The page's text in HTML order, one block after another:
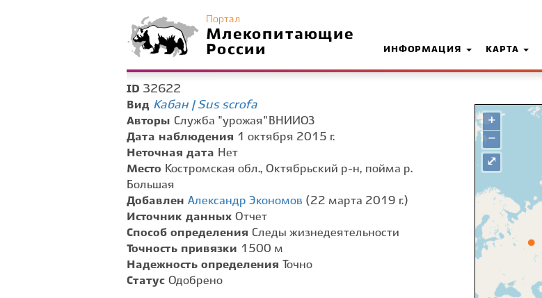
Портал
Млекопитающие
России
ИНФОРМАЦИЯ КАРТА
ID 32622
Вид Кабан | Sus scrofa
Авторы Служба "урожая" ВНИИОЗ
Дата наблюдения 1 октября 2015 г.
Неточная дата Нет
Место Костромская обл., Октябрьский р-н, пойма р.
Большая
Добавлен Александр Экономов (22 марта 2019 г.)
Источник данных Отчет
Способ определения Следы жизнедеятельности
Точность привязки 1500 м
Надежность определения
Точно
Статус Одобрено
+
−
⤢